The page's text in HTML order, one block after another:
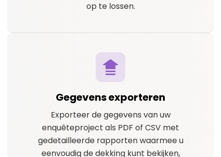
op te lossen.
Gegevens exporteren
Exporteer de gegevens van uw
enquêteproject als PDF of CSV met
gedetailleerde rapporten waarmee u
eenvoudig de dekking kunt bekijken,